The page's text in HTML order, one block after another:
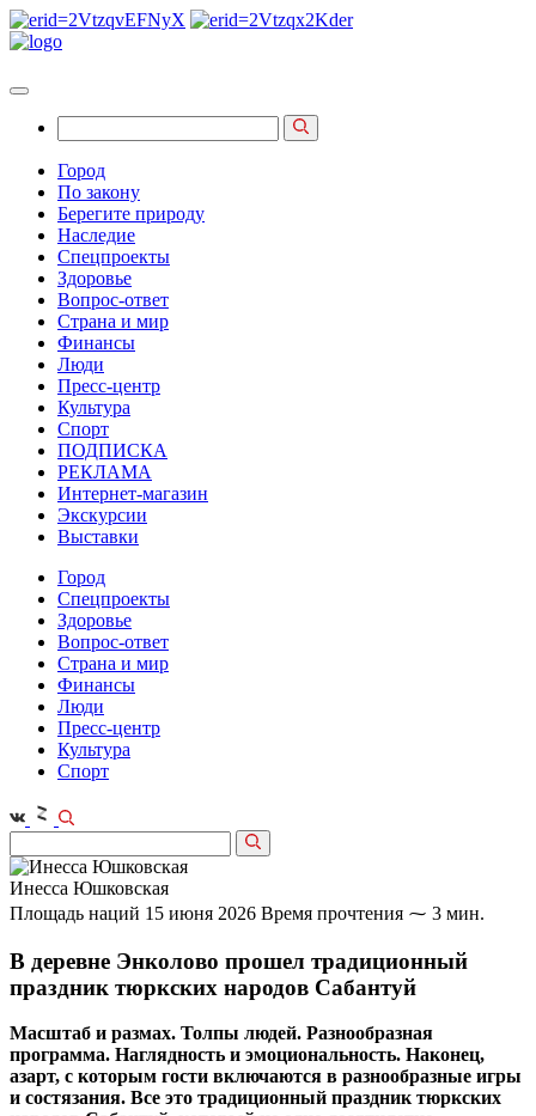
Город
По закону
Берегите природу
Наследие
Спецпроекты
Здоровье
Вопрос-ответ
Страна и мир
Финансы
Люди
Пресс-центр
Культура
Спорт
ПОДПИСКА
РЕКЛАМА
Интернет-магазин
Экскурсии
Выставки
Город
Спецпроекты
Здоровье
Вопрос-ответ
Страна и мир
Финансы
Люди
Пресс-центр
Культура
Спорт
Инесса Юшковская
Площадь наций 15 июня 2026 Время прочтения ⁓ 3 мин.
В деревне Энколово прошел традиционный
праздник тюркских народов Сабантуй
Масштаб и размах. Толпы людей. Разнообразная
программа. Наглядность и эмоциональность. Наконец,
азарт, с которым гости включаются в разнообразные игры
и состязания. Все это традиционный праздник тюркских